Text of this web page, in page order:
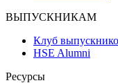
ВЫПУСКНИКАМ
Клуб
HSE Alumni
Ресурсы